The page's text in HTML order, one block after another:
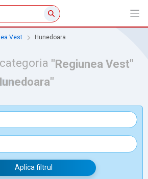
Vest Hunedoara
"Regiunea Vest"
Aplica filtrul